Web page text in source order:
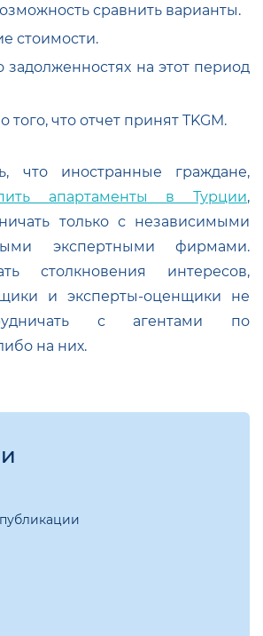
сравнить варианты.
стоимости.
на этот период
того, что отчет принят TKGM.
что иностранные граждане,
апартаменты в Турции,
только с независимыми
экспертными фирмами.
столкновения интересов,
и эксперты-оценщики не
с агентами по
на них.